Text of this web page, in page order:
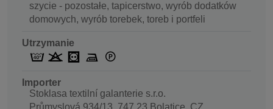
szycie - pozostałe, tapicerstwo, wyrób dodatków
domowych, wyrób torebek, toreb i portfeli
Utrzymanie
Importer
Stoklasa textilní galanterie s.r.o.
Průmyslová 934/13, 747 23 Bolatice, CZ